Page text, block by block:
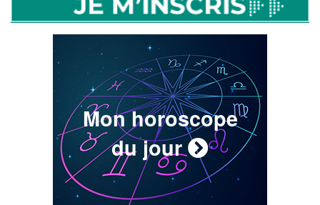
Mon horoscope
du jour